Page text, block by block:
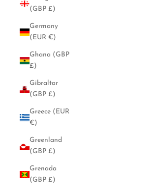
(GBP £)
Germany
(EUR €)
Ghana (GBP
£)
Gibraltar
(GBP £)
Greece (EUR
€)
Greenland
(GBP £)
Grenada
(GBP £)